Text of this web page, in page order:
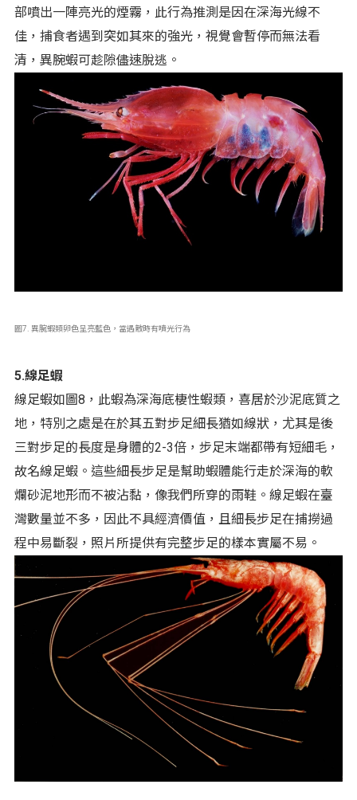
部噴出一陣亮光的煙霧，此行為推測是因在深海光線不
佳，捕食者遇到突如其來的強光，視覺會暫停而無法看
清，異腕蝦可趁隙儘速脫逃。
圖7. 異腕蝦類卵色呈亮藍色，當遇敵時有噴光行為
5.線足蝦
線足蝦如圖8，此蝦為深海底棲性蝦類，喜居於沙泥底質之
地，特別之處是在於其五對步足細長猶如線狀，尤其是後
三對步足的長度是身體的2-3倍，步足末端都帶有短細毛，
故名線足蝦。這些細長步足是幫助蝦體能行走於深海的軟
爛砂泥地形而不被沾黏，像我們所穿的雨鞋。線足蝦在臺
灣數量並不多，因此不具經濟價值，且細長步足在捕撈過
程中易斷裂，照片所提供有完整步足的樣本實屬不易。